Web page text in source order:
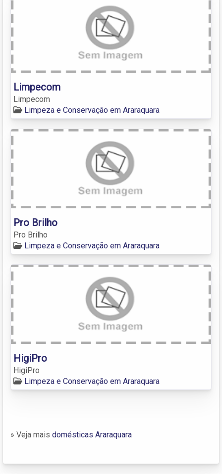
Limpecom
Limpecom
Limpeza e Conservação em Araraquara
Pro Brilho
Pro Brilho
Limpeza e Conservação em Araraquara
HigiPro
HigiPro
Limpeza e Conservação em Araraquara
» Veja mais domésticas Araraquara